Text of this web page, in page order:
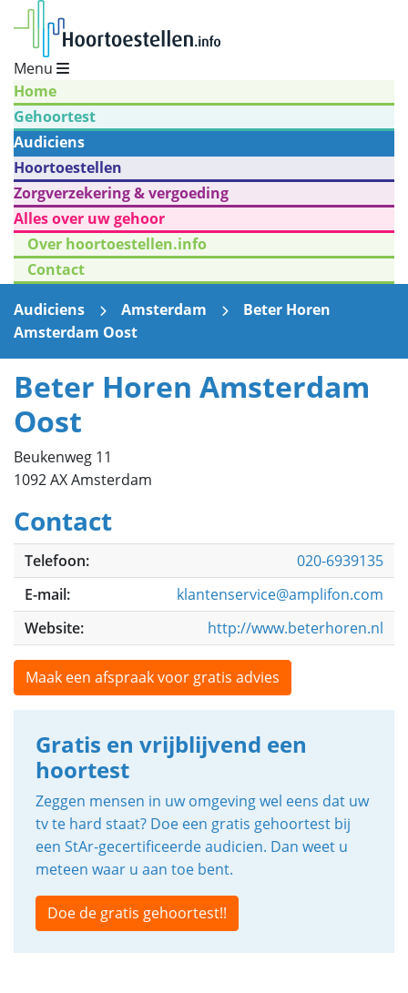
Menu
Home
Gehoortest
Audiciens
Hoortoestellen
Zorgverzekering & vergoeding
Alles over uw gehoor
Over hoortoestellen.info
Contact
Audiciens
Amsterdam
Beter Horen
Amsterdam Oost
Beter Horen Amsterdam
Oost
Beukenweg 11
1092 AX Amsterdam
Contact
Telefoon:
020-6939135
E-mail:
klantenservice@amplifon.com
Website:
http://www.beterhoren.nl
Maak een afspraak voor gratis advies
Gratis en vrijblijvend een
hoortest
Zeggen mensen in uw omgeving wel eens dat uw
tv te hard staat? Doe een gratis gehoortest bij
een StAr-gecertificeerde audicien. Dan weet u
meteen waar u aan toe bent.
Doe de gratis gehoortest!!